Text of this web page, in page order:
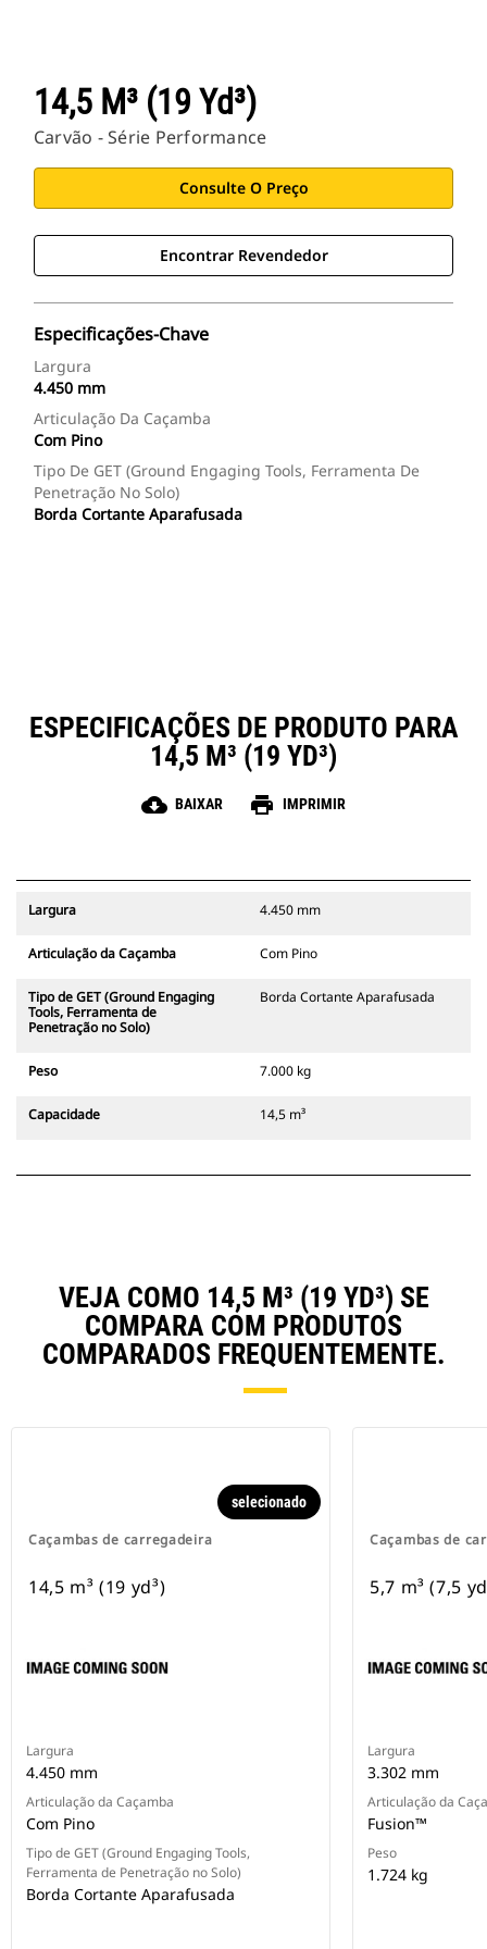
14,5 M³ (19 Yd³)
Carvão - Série Performance
Consulte O Preço
Encontrar Revendedor
Especificações-Chave
Largura
4.450 mm
Articulação Da Caçamba
Com Pino
Tipo De GET (Ground Engaging Tools, Ferramenta De
Penetração No Solo)
Borda Cortante Aparafusada
ESPECIFICAÇÕES DE PRODUTO PARA
14,5 M³ (19 YD³)
cloud_download BAIXAR print IMPRIMIR
Largura 4.450 mm
Articulação da Caçamba Com Pino
Tipo de GET (Ground Engaging
Tools, Ferramenta de
Penetração no Solo)
Borda Cortante Aparafusada
Peso 7.000 kg
Capacidade 14,5 m³
VEJA COMO 14,5 M³ (19 YD³) SE
COMPARA COM PRODUTOS
COMPARADOS FREQUENTEMENTE.
Caçambas de carregadeira
selecionado
14,5 m³ (19 yd³)
Largura
4.450 mm
Articulação da Caçamba
Com Pino
Tipo de GET (Ground Engaging Tools,
Ferramenta de Penetração no Solo)
Borda Cortante Aparafusada
Caçambas de
5,7 m³ (7,5
Largura
3.302 mm
Articulação da
Fusion™
Peso
1.724 kg